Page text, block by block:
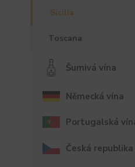
Sicilia
Toscana
Šumivá vína
Německá vína
Portugalská
Česká republika